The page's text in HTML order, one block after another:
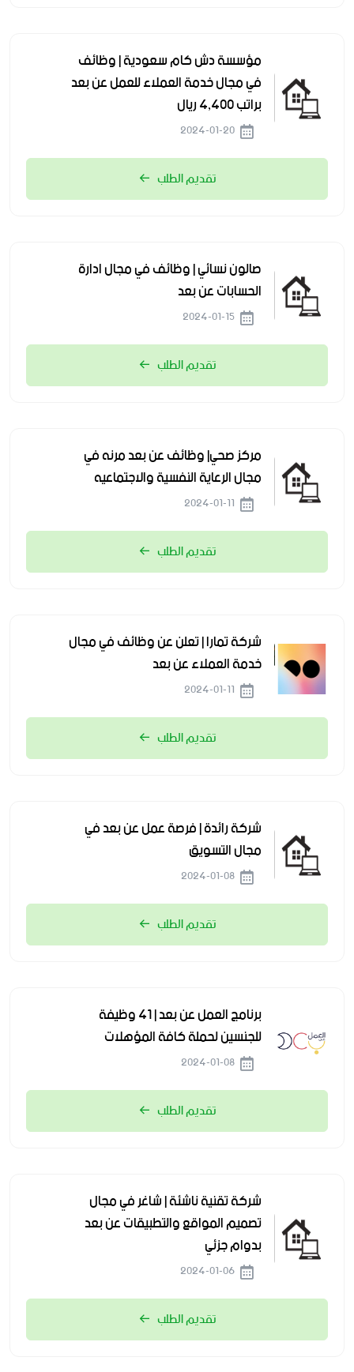
مؤسسة دش كام سعودية | وظائف
في مجال خدمة العملاء للعمل عن بعد
براتب 4,400 ريال
تقديم الطلب
صالون نسائي | وظائف في مجال ادارة
الحسابات عن بعد
تقديم الطلب
مركز صحي| وظائف عن بعد مرنه في
مجال الرعاية النفسية والاجتماعيه
تقديم الطلب
شركة تمارا | تعلن عن وظائف في مجال
خدمة العملاء عن بعد
تقديم الطلب
شركة رائدة | فرصة عمل عن بعد في
مجال التسويق
تقديم الطلب
برنامج العمل عن بعد | 41 وظيفة
للجنسين لحملة كافة المؤهلات
تقديم الطلب
شركة تقنية ناشئة | شاغر في مجال
تصميم المواقع والتطبيقات عن بعد
بدوام جزئي
تقديم الطلب